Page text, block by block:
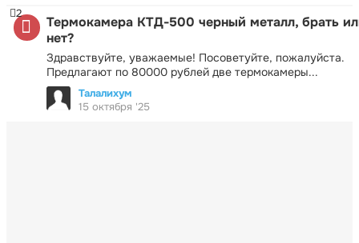
Термокамера КТД-500 черный металл, брать
нет?
Здравствуйте, уважаемые! Посоветуйте, пожалуйста.
Предлагают по 80000 рублей две термокамеры...
2
Талалихум
15 октября '25